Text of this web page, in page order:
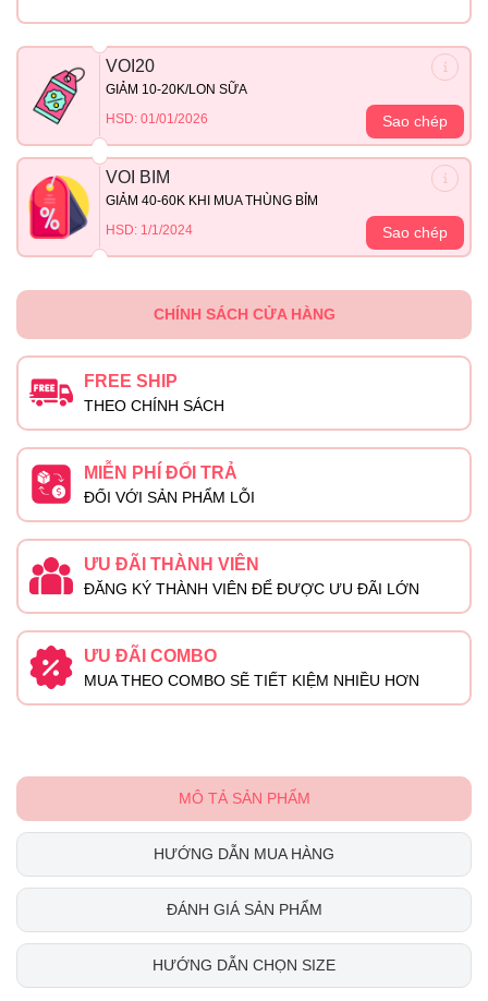
VOI20
GIẢM 10-20K/LON SỮA
HSD: 01/01/2026
Sao chép
VOI BIM
GIẢM 40-60K KHI MUA THÙNG BỈM
HSD: 1/1/2024
Sao chép
CHÍNH SÁCH CỬA HÀNG
FREE SHIP
THEO CHÍNH SÁCH
MIỄN PHÍ ĐỔI TRẢ
ĐỐI VỚI SẢN PHẨM LỖI
ƯU ĐÃI THÀNH VIÊN
ĐĂNG KÝ THÀNH VIÊN ĐỂ ĐƯỢC ƯU ĐÃI LỚN
ƯU ĐÃI COMBO
MUA THEO COMBO SẼ TIẾT KIỆM NHIỀU HƠN
MÔ TẢ SẢN PHẨM
HƯỚNG DẪN MUA HÀNG
ĐÁNH GIÁ SẢN PHẨM
HƯỚNG DẪN CHỌN SIZE